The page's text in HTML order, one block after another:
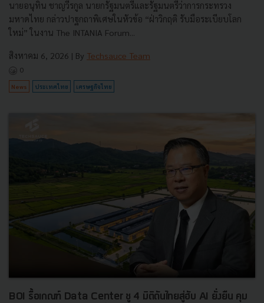
นายอนุทิน ชาญวีรกูล นายกรัฐมนตรีและรัฐมนตรีว่าการกระทรวง
มหาดไทย กล่าวปาฐกถาพิเศษในหัวข้อ “ฝ่าวิกฤติ รับมือระเบียบโลก
ใหม่” ในงาน The INTANIA Forum...
สิงหาคม 6, 2026 | By Techsauce Team
0
News ประเทศไทย เศรษฐกิจไทย
BOI รื้อเกณฑ์ Data Center ชู 4 มิติดันไทยสู่ฮับ AI ยั่งยืน คุม